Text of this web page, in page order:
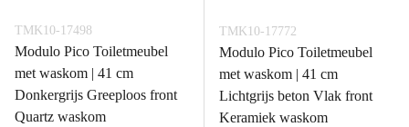
TMK10-17498
Modulo Pico Toiletmeubel
met waskom | 41 cm
Donkergrijs Greeploos front
Quartz waskom
TMK10-17772
Modulo Pico Toiletmeubel
met waskom | 41 cm
Lichtgrijs beton Vlak front
Keramiek waskom